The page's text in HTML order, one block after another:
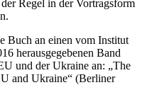
Regel in der Vortragsform
Buch an einen vom Institut
herausgegebenen Band
und der Ukraine an: „The
and Ukraine“ (Berliner